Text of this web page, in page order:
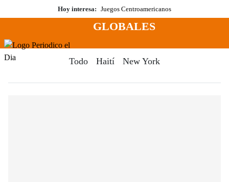
al
Hoy interesa: Juegos Centroamericanos
Menú
GLOBALES
Todo Haití New York